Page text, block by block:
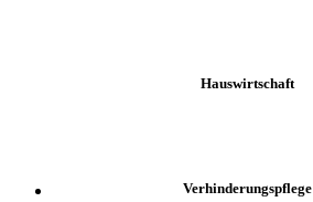
Hauswirtschaft
Verhinderungspflege